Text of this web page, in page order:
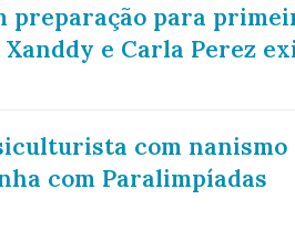
preparação para
Xanddy e Carla Perez
com nanismo
com Paralimpíadas